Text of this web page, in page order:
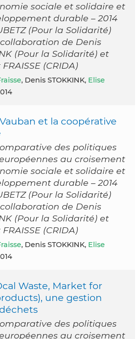
sociale et solidaire et
durable – 2014
(Pour la Solidarité)
de Denis
(Pour la Solidarité) et
(CRIDA)
, Denis STOKKINK, Elise
et la coopérative
des politiques
au croisement
sociale et solidaire et
durable – 2014
(Pour la Solidarité)
de Denis
(Pour la Solidarité) et
(CRIDA)
, Denis STOKKINK, Elise
Waste, Market for
une gestion
des politiques
au croisement